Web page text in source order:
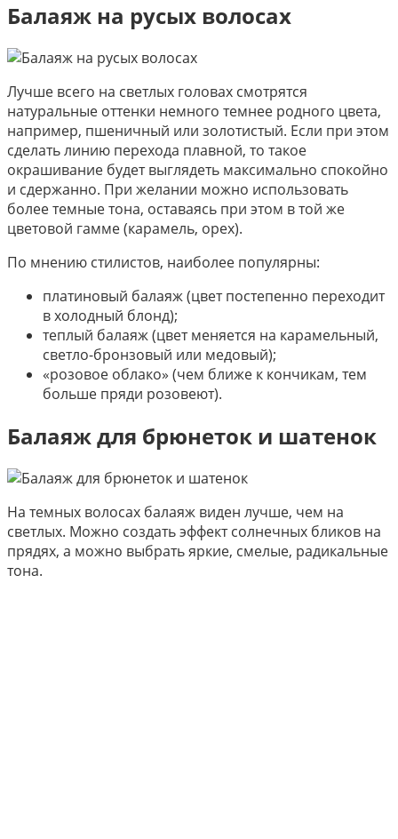
Балаяж на русых волосах
Лучше всего на светлых головах смотрятся
натуральные оттенки немного темнее родного цвета,
например, пшеничный или золотистый. Если при этом
сделать линию перехода плавной, то такое
окрашивание будет выглядеть максимально спокойно
и сдержанно. При желании можно использовать
более темные тона, оставаясь при этом в той же
цветовой гамме (карамель, орех).
По мнению стилистов, наиболее популярны:
платиновый балаяж (цвет постепенно переходит
в холодный блонд);
теплый балаяж (цвет меняется на карамельный,
светло-бронзовый или медовый);
«розовое облако» (чем ближе к кончикам, тем
больше пряди розовеют).
Балаяж для брюнеток и шатенок
На темных волосах балаяж виден лучше, чем на
светлых. Можно создать эффект солнечных бликов на
прядях, а можно выбрать яркие, смелые, радикальные
тона.